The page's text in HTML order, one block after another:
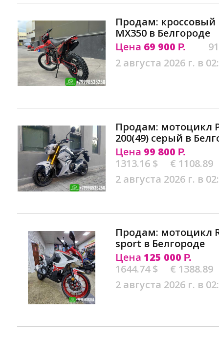
Продам: кроссовый
MX350 в Белгороде
Цена 69 900 Р.
2 августа 2026 г. в
Продам: мотоцикл
200(49) серый в
Цена 99 800 Р.
1313.16 $
€ 1108.89
2 августа 2026 г. в
Продам: мотоцикл
sport в Белгороде
Цена 125 000 Р.
1644.74 $
€ 1388.89
2 августа 2026 г. в